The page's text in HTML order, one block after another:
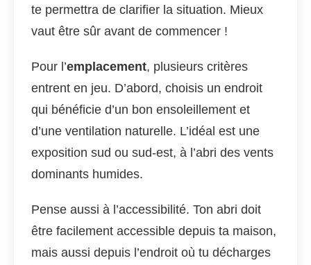
te permettra de clarifier la situation. Mieux
vaut être sûr avant de commencer !
Pour l’emplacement, plusieurs critères
entrent en jeu. D’abord, choisis un endroit
qui bénéficie d’un bon ensoleillement et
d’une ventilation naturelle. L’idéal est une
exposition sud ou sud-est, à l’abri des vents
dominants humides.
Pense aussi à l’accessibilité. Ton abri doit
être facilement accessible depuis ta maison,
mais aussi depuis l’endroit où tu décharges